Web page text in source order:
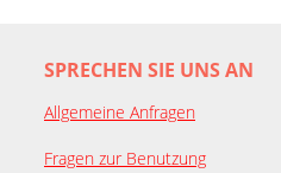
SPRECHEN SIE UNS AN
Allgemeine Anfragen
Fragen zur Benutzung